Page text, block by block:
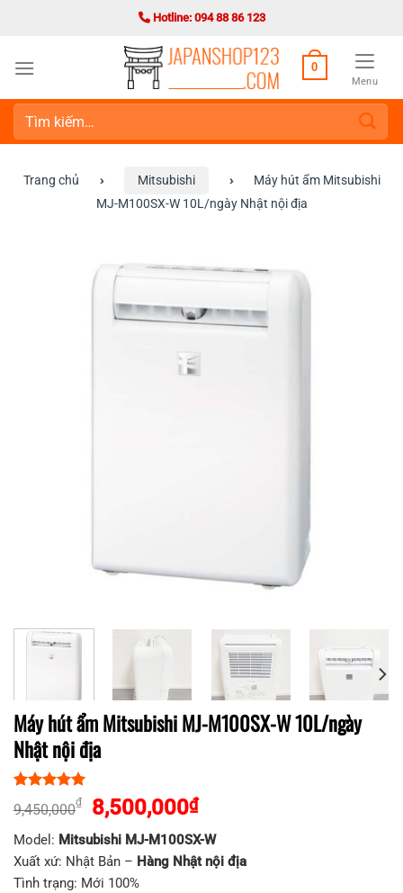
dung
Hotline: 094 88 86 123
0
Menu
Tìm
kiếm:
Trang chủ › Mitsubishi ›
Máy hút ẩm Mitsubishi
MJ-M100SX-W 10L/ngày Nhật nội địa
Máy hút ẩm Mitsubishi MJ-M100SX-W 10L/ngày
Nhật nội địa
trên 5
dựa trên
9,450,000₫
Giá
gốc
là:
9,450,000₫.
8,500,000₫Giá
hiện
tại
là:
Model: Mitsubishi MJ-M100SX-W
Xuất xứ: Nhật Bản – Hàng Nhật nội địa
Tình trạng: Mới 100%